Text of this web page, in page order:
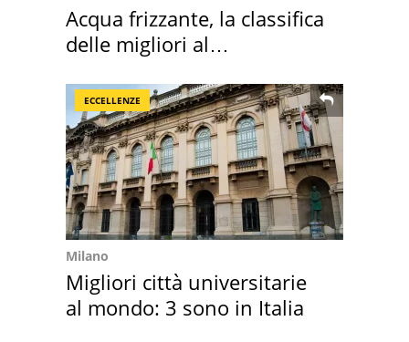
Acqua frizzante, la classifica
delle migliori al
ECCELLENZE
Milano
Migliori città universitarie
al mondo: 3 sono in Italia